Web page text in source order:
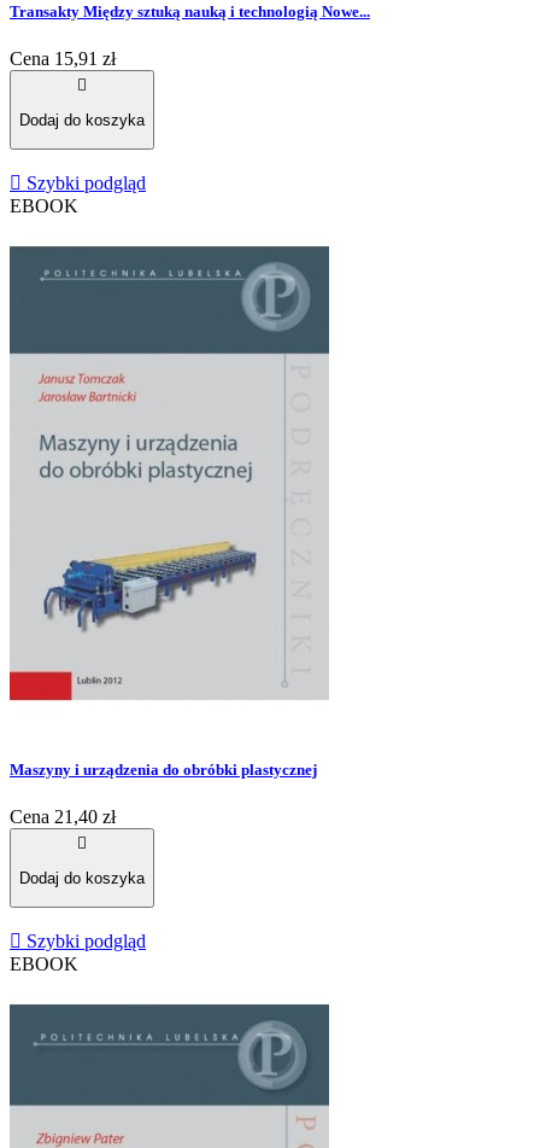
Transakty Między sztuką nauką i technologią Nowe...
Cena 15,91 zł

Dodaj do koszyka
 Szybki podgląd
EBOOK
Maszyny i urządzenia do obróbki plastycznej
Cena 21,40 zł

Dodaj do koszyka
 Szybki podgląd
EBOOK